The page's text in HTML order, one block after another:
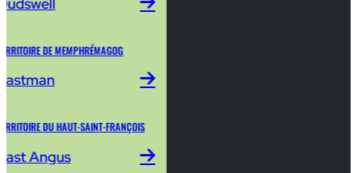
DE MEMPHRÉMAGOG
DU HAUT-SAINT-FRANÇOIS
Angus